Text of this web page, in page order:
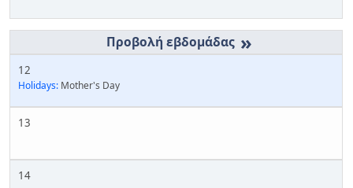
»
12
Holidays: Mother's Day
13
14